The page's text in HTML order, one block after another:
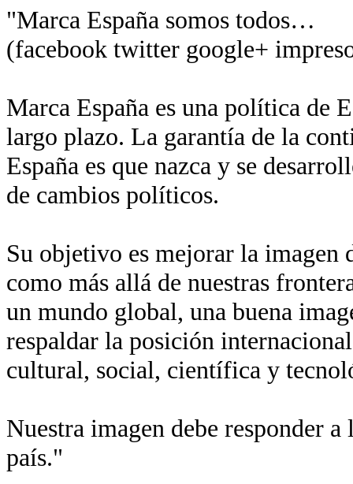
"Marca España somos todos…
(facebook twitter google+
Marca España es una política de
largo plazo. La garantía de la
España es que nazca y se
de cambios políticos.
Su objetivo es mejorar la imagen
como más allá de nuestras
un mundo global, una buena
respaldar la posición
cultural, social, científica y
Nuestra imagen debe responder
país."